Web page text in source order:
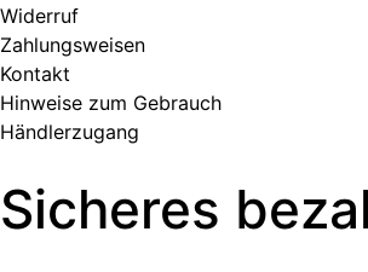
Widerruf
Zahlungsweisen
Kontakt
Hinweise zum Gebrauch
Händlerzugang
Sicheres